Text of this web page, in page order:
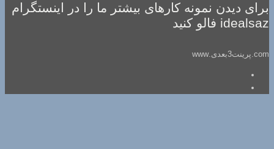
برای دیدن نمونه کارهای بیشتر ما را در اینستگرام
idealsaz فالو کنید
com.پرینت3بعدی.www